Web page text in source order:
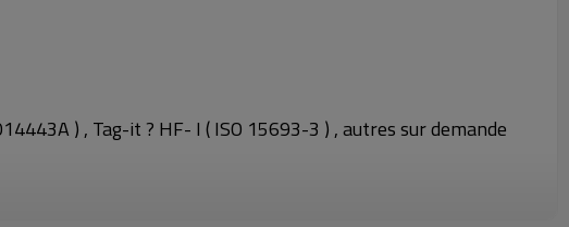
) , Tag-it ? HF- I ( ISO 15693-3 ) , autres sur demande